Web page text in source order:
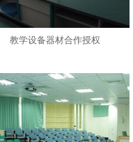
教学设备器材合作授权